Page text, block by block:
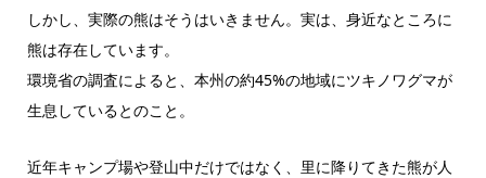
しかし、実際の熊はそうはいきません。実は、身近なところに
熊は存在しています。
環境省の調査によると、本州の約45%の地域にツキノワグマが
生息しているとのこと。
近年キャンプ場や登山中だけではなく、里に降りてきた熊が人